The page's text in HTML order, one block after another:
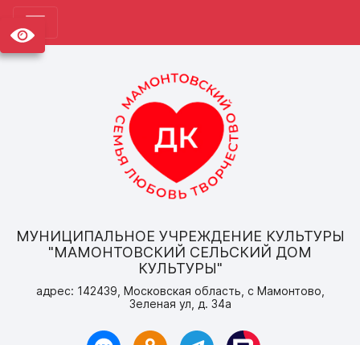
МУНИЦИПАЛЬНОЕ УЧРЕЖДЕНИЕ КУЛЬТУРЫ
"МАМОНТОВСКИЙ СЕЛЬСКИЙ ДОМ
КУЛЬТУРЫ"
адрес: 142439, Московская область, с Мамонтово,
Зеленая ул, д. 34а